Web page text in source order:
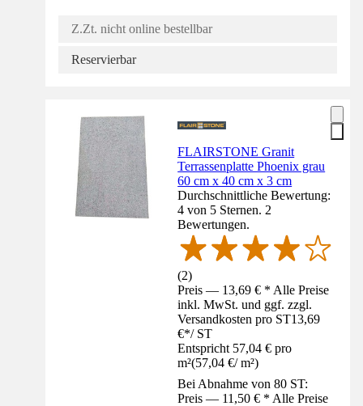
Z.Zt. nicht online bestellbar
Reservierbar
FLAIRSTONE Granit
Terrassenplatte Phoenix grau
60 cm x 40 cm x 3 cm
Durchschnittliche Bewertung:
4 von 5 Sternen. 2
Bewertungen.
(2)
Preis — 13,69 € * Alle Preise
inkl. MwSt. und ggf. zzgl.
Versandkosten pro ST13,69
€*/ ST
Entspricht 57,04 € pro
m²(57,04 €/ m²)
Bei Abnahme von 80 ST:
Preis — 11,50 € * Alle Preise